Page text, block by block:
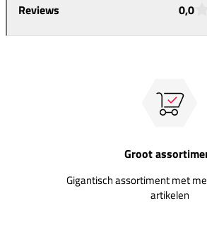
Reviews 0,0
Groot
Gigantisch assortiment met
artikelen